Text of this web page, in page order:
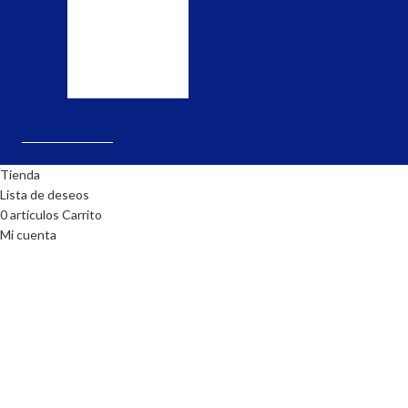
Tienda
Lista de deseos
0artículos Carrito
Mi cuenta